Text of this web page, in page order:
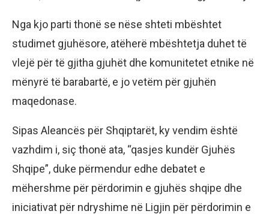
Nga kjo parti thonë se nëse shteti mbështet
studimet gjuhësore, atëherë mbështetja duhet të
vlejë për të gjitha gjuhët dhe komunitetet etnike në
mënyrë të barabartë, e jo vetëm për gjuhën
maqedonase.
Sipas Aleancës për Shqiptarët, ky vendim është
vazhdim i, siç thonë ata, “qasjes kundër Gjuhës
Shqipe”, duke përmendur edhe debatet e
mëhershme për përdorimin e gjuhës shqipe dhe
iniciativat për ndryshime në Ligjin për përdorimin e